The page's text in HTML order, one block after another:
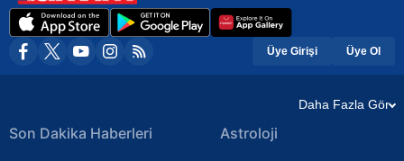
Üye Girişi Üye Ol
Daha Fazla Gör
Son Dakika Haberleri
Astroloji